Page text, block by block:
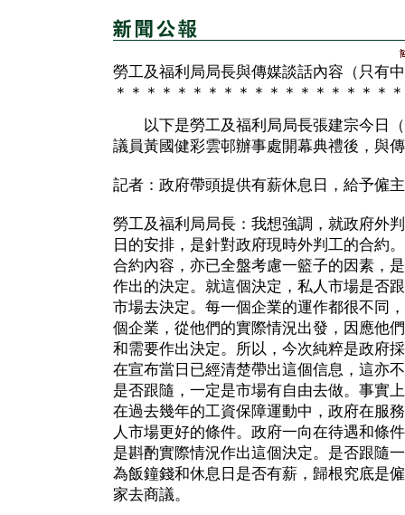
勞工及福利局局長與傳媒談話內容（只有
＊＊＊＊＊＊＊＊＊＊＊＊＊＊＊＊＊＊
以下是勞工及福利局局長張建宗今日（
議員黃國健彩雲邨辦事處開幕典禮後，與
記者：政府帶頭提供有薪休息日，給予僱
勞工及福利局局長：我想強調，就政府外
日的安排，是針對政府現時外判工的合約
合約內容，亦已全盤考慮一籃子的因素，
作出的決定。就這個決定，私人市場是否
市場去決定。每一個企業的運作都很不同
個企業，從他們的實際情況出發，因應他
和需要作出決定。所以，今次純粹是政府
在宣布當日已經清楚帶出這個信息，這亦
是否跟隨，一定是市場有自由去做。事實
在過去幾年的工資保障運動中，政府在服
人市場更好的條件。政府一向在待遇和條
是斟酌實際情況作出這個決定。是否跟隨
為飯鐘錢和休息日是否有薪，歸根究底是
家去商議。